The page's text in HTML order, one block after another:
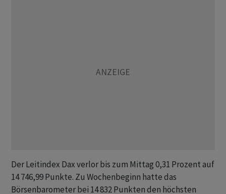
Der Leitindex Dax verlor bis zum Mittag 0,31 Prozent auf
14 746,99 Punkte. Zu Wochenbeginn hatte das
Börsenbarometer bei 14 832 Punkten den höchsten